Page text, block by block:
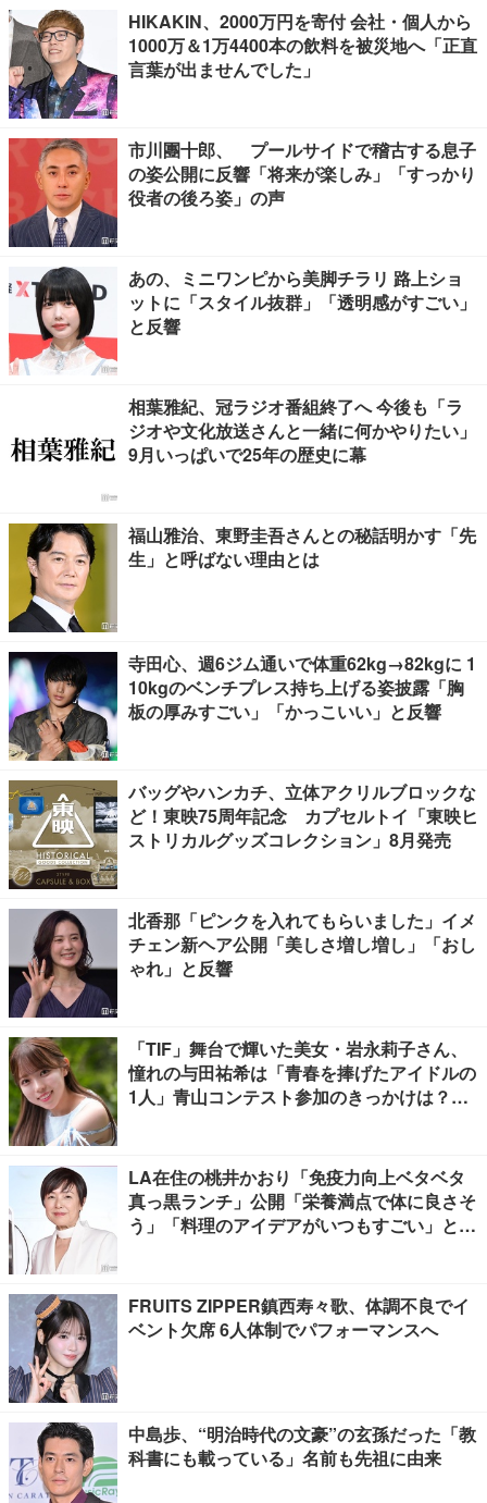
HIKAKIN、2000万円を寄付 会社・個人から
1000万＆1万4400本の飲料を被災地へ「正直
言葉が出ませんでした」
市川團十郎、 プールサイドで稽古する息子
の姿公開に反響「将来が楽しみ」「すっかり
役者の後ろ姿」の声
あの、ミニワンピから美脚チラリ 路上ショ
ットに「スタイル抜群」「透明感がすごい」
と反響
相葉雅紀、冠ラジオ番組終了へ 今後も「ラ
ジオや文化放送さんと一緒に何かやりたい」
9月いっぱいで25年の歴史に幕
福山雅治、東野圭吾さんとの秘話明かす「先
生」と呼ばない理由とは
寺田心、週6ジム通いで体重62kg→82kgに 1
10kgのベンチプレス持ち上げる姿披露「胸
板の厚みすごい」「かっこいい」と反響
バッグやハンカチ、立体アクリルブロックな
ど！東映75周年記念 カプセルトイ「東映ヒ
ストリカルグッズコレクション」8月発売
北香那「ピンクを入れてもらいました」イメ
チェン新ヘア公開「美しさ増し増し」「おし
ゃれ」と反響
「TIF」舞台で輝いた美女・岩永莉子さん、
憧れの与田祐希は「青春を捧げたアイドルの
1人」青山コンテスト参加のきっかけは？
LA在住の桃井かおり「免疫力向上ベタベタ
真っ黒ランチ」公開「栄養満点で体に良さそ
う」「料理のアイデアがいつもすごい」と反
FRUITS ZIPPER鎮西寿々歌、体調不良でイ
ベント欠席 6人体制でパフォーマンスへ
中島歩、“明治時代の文豪”の玄孫だった「教
科書にも載っている」名前も先祖に由来